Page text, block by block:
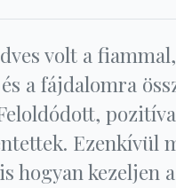
volt a
a fájdalomra
Ezenkívül
hogyan kezeljen